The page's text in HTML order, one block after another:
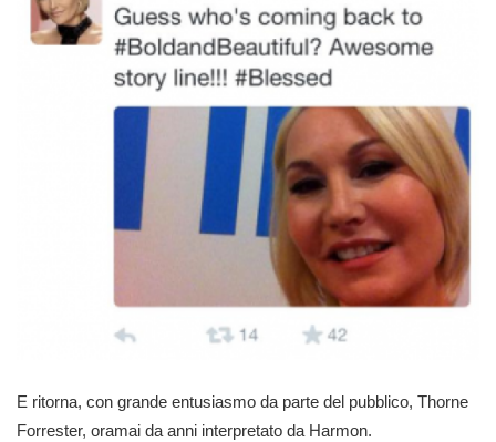
E ritorna, con grande entusiasmo da parte del pubblico, Thorne
Forrester, oramai da anni interpretato da Harmon.